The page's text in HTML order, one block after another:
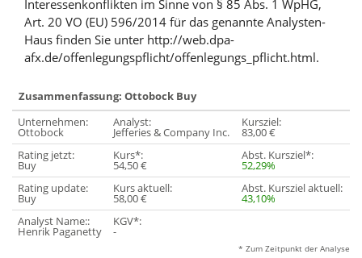
Interessenkonflikten im Sinne von § 85 Abs. 1 WpHG,
Art. 20 VO (EU) 596/2014 für das genannte Analysten-
Haus finden Sie unter http://web.dpa-
afx.de/offenlegungspflicht/offenlegungs_pflicht.html.
Zusammenfassung: Ottobock Buy
Unternehmen:
Ottobock
Analyst:
Jefferies & Company Inc.
Kursziel:
83,00 €
Rating jetzt:
Buy
Kurs*:
54,50 €
Abst. Kursziel*:
52,29%
Rating update:
Buy
Kurs aktuell:
58,00 €
Abst. Kursziel aktuell:
43,10%
Analyst Name::
Henrik Paganetty
KGV*:
-
* Zum Zeitpunkt der Analyse